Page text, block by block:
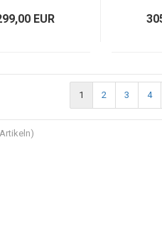
EUR
1 2 3 4